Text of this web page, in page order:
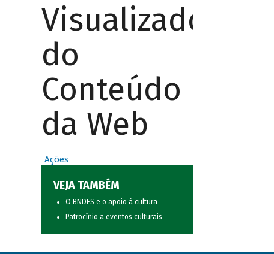
Visualizador
do
Conteúdo
da Web
Ações
VEJA TAMBÉM
O BNDES e o apoio à cultura
Patrocínio a eventos culturais